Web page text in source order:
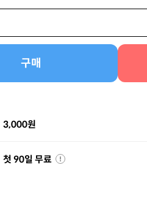
구매
3,000원
첫 90일 무료